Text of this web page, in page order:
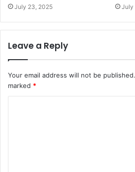
July 23, 2025 July
Leave a Reply
Your email address will not be published.
marked *